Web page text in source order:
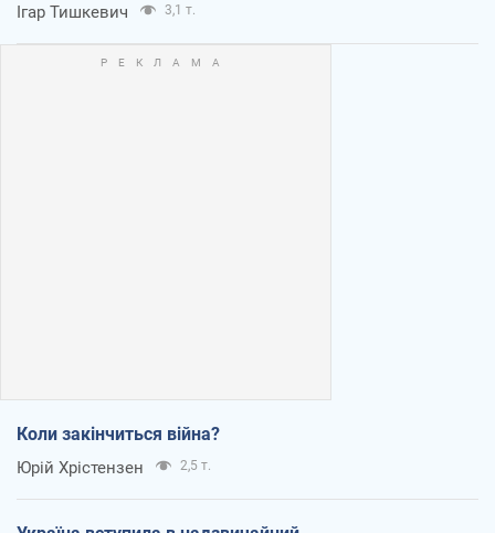
Ігар Тишкевич 3,1 т.
Коли закінчиться війна?
Юрій Хрістензен 2,5 т.